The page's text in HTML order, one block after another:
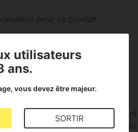
pour ce produit
cette pipe, j ai vue 2 vidéo
le trou ou la flamme rentre,
utilisateurs
ans.
vous devez être majeur.
SORTIR